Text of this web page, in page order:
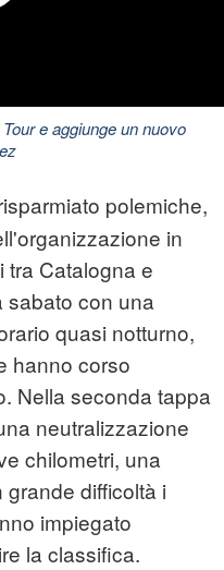
e aggiunge un nuovo
polemiche,
in
tra Catalogna e
sabato con una
quasi notturno,
hanno corso
Nella seconda tappa
neutralizzazione
chilometri, una
difficoltà i
impiegato
la classifica.